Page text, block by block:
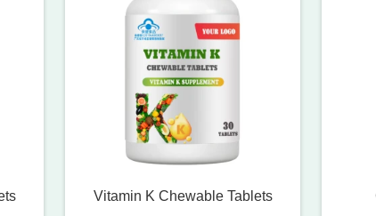
Vitamin K Chewable Tablets